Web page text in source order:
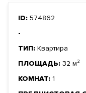
ID: 574862
-
ТИП: Квартира
ПЛОЩАДЬ: 32 м²
КОМНАТ: 1